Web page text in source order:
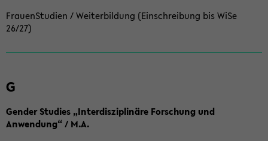
FrauenStudien / Weiterbildung (Einschreibung bis WiSe
26/27)
G
Gender Studies „Interdisziplinäre Forschung und
Anwendung“ / M.A.